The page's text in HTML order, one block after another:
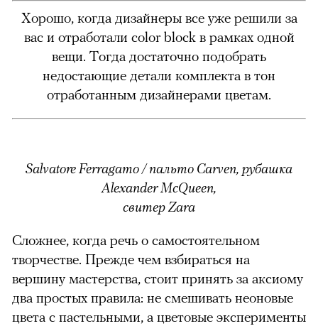
Хорошо, когда дизайнеры все уже решили за
вас и отработали color block в рамках одной
вещи. Тогда достаточно подобрать
недостающие детали комплекта в тон
отработанным дизайнерами цветам.
Salvatore Ferragamo / пальто Carven, рубашка
Alexander McQueen,
свитер Zara
Сложнее, когда речь о самостоятельном
творчестве. Прежде чем взбираться на
вершину мастерства, стоит принять за аксиому
два простых правила: не смешивать неоновые
цвета с пастельными, а цветовые эксперименты